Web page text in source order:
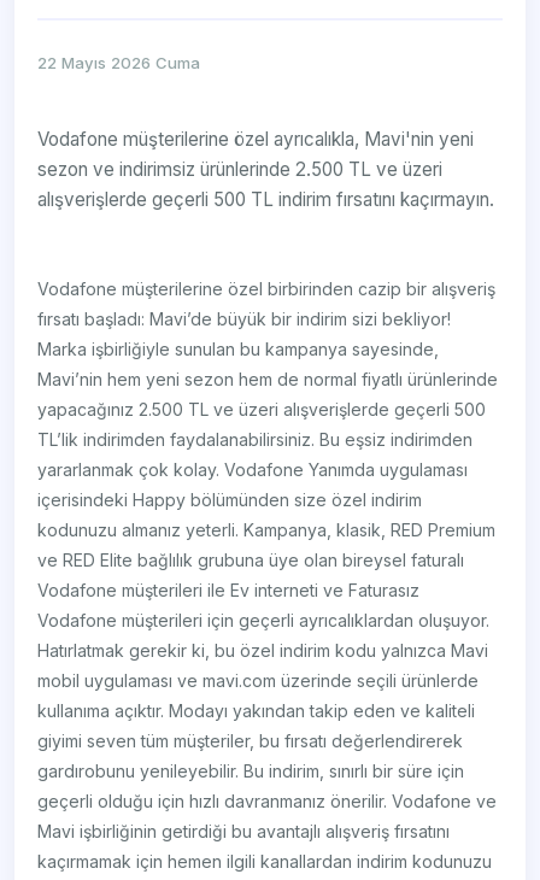
22 Mayıs 2026 Cuma
Vodafone müşterilerine özel ayrıcalıkla, Mavi'nin yeni
sezon ve indirimsiz ürünlerinde 2.500 TL ve üzeri
alışverişlerde geçerli 500 TL indirim fırsatını kaçırmayın.
Vodafone müşterilerine özel birbirinden cazip bir alışveriş
fırsatı başladı: Mavi’de büyük bir indirim sizi bekliyor!
Marka işbirliğiyle sunulan bu kampanya sayesinde,
Mavi’nin hem yeni sezon hem de normal fiyatlı ürünlerinde
yapacağınız 2.500 TL ve üzeri alışverişlerde geçerli 500
TL’lik indirimden faydalanabilirsiniz. Bu eşsiz indirimden
yararlanmak çok kolay. Vodafone Yanımda uygulaması
içerisindeki Happy bölümünden size özel indirim
kodunuzu almanız yeterli. Kampanya, klasik, RED Premium
ve RED Elite bağlılık grubuna üye olan bireysel faturalı
Vodafone müşterileri ile Ev interneti ve Faturasız
Vodafone müşterileri için geçerli ayrıcalıklardan oluşuyor.
Hatırlatmak gerekir ki, bu özel indirim kodu yalnızca Mavi
mobil uygulaması ve mavi.com üzerinde seçili ürünlerde
kullanıma açıktır. Modayı yakından takip eden ve kaliteli
giyimi seven tüm müşteriler, bu fırsatı değerlendirerek
gardırobunu yenileyebilir. Bu indirim, sınırlı bir süre için
geçerli olduğu için hızlı davranmanız önerilir. Vodafone ve
Mavi işbirliğinin getirdiği bu avantajlı alışveriş fırsatını
kaçırmamak için hemen ilgili kanallardan indirim kodunuzu